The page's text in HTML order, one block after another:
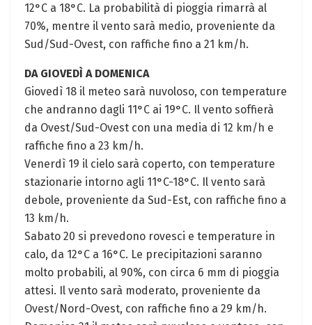
12°C a 18°C. La probabilità di pioggia rimarrà al
70%, mentre il vento sarà medio, proveniente da
Sud/Sud-Ovest, con raffiche fino a 21 km/h.
DA GIOVEDÌ A DOMENICA
Giovedì 18 il meteo sarà nuvoloso, con temperature
che andranno dagli 11°C ai 19°C. Il vento soffierà
da Ovest/Sud-Ovest con una media di 12 km/h e
raffiche fino a 23 km/h.
Venerdì 19 il cielo sarà coperto, con temperature
stazionarie intorno agli 11°C-18°C. Il vento sarà
debole, proveniente da Sud-Est, con raffiche fino a
13 km/h.
Sabato 20 si prevedono rovesci e temperature in
calo, da 12°C a 16°C. Le precipitazioni saranno
molto probabili, al 90%, con circa 6 mm di pioggia
attesi. Il vento sarà moderato, proveniente da
Ovest/Nord-Ovest, con raffiche fino a 29 km/h.